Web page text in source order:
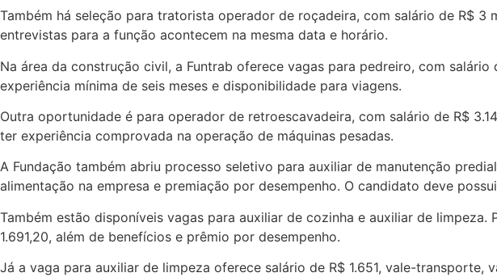
Também há seleção para tratorista operador de roçadeira, com salário de R$
entrevistas para a função acontecem na mesma data e horário.
Na área da construção civil, a Funtrab oferece vagas para pedreiro, com
experiência mínima de seis meses e disponibilidade para viagens.
Outra oportunidade é para operador de retroescavadeira, com salário de R$
ter experiência comprovada na operação de máquinas pesadas.
A Fundação também abriu processo seletivo para auxiliar de manutenção
alimentação na empresa e premiação por desempenho. O candidato deve
Também estão disponíveis vagas para auxiliar de cozinha e auxiliar de
1.691,20, além de benefícios e prêmio por desempenho.
Já a vaga para auxiliar de limpeza oferece salário de R$ 1.651, vale-